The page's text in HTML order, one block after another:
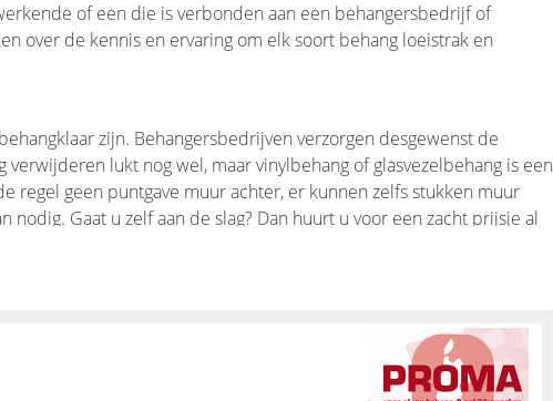
of een die is verbonden aan een behangersbedrijf of
over de kennis en ervaring om elk soort behang loeistrak en
zijn. Behangersbedrijven verzorgen desgewenst de
lukt nog wel, maar vinylbehang of glasvezelbehang is een
regel geen puntgave muur achter, er kunnen zelfs stukken muur
Gaat u zelf aan de slag? Dan huurt u voor een zacht prijsje al